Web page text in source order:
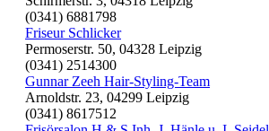
(0341) 6881798
Friseur Schlicker
Permoserstr. 50, 04328 Leipzig
(0341) 2514300
Gunnar Zeeh Hair-Styling-Team
Arnoldstr. 23, 04299 Leipzig
(0341) 8617512